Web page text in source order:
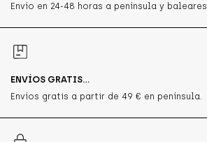
Envío en 24-48 horas a península y baleares
ENVÍOS GRATIS...
Envíos gratis a partir de 49 € en península.